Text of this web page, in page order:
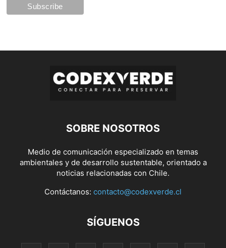
SOBRE NOSOTROS
Medio de comunicación especializado en temas
ambientales y de desarrollo sustentable, orientado a
noticias relacionadas con Chile.
Contáctanos: contacto@codexverde.cl
SÍGUENOS